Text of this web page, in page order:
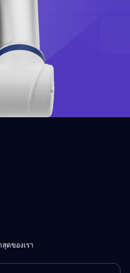
ดของเรา